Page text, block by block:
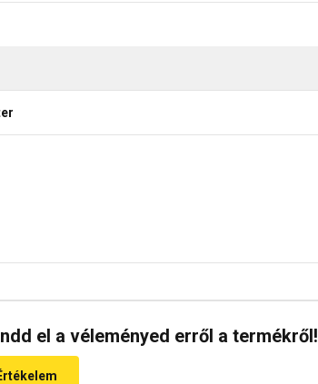
el a véleményed erről a termékről!